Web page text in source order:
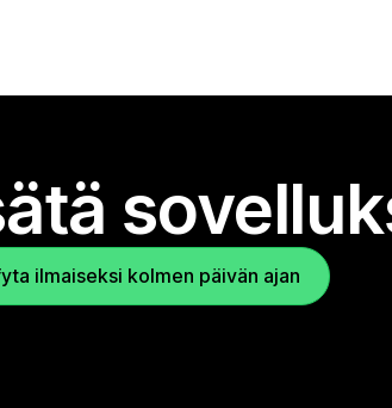
ilmaiseksi kolmen päivän ajan